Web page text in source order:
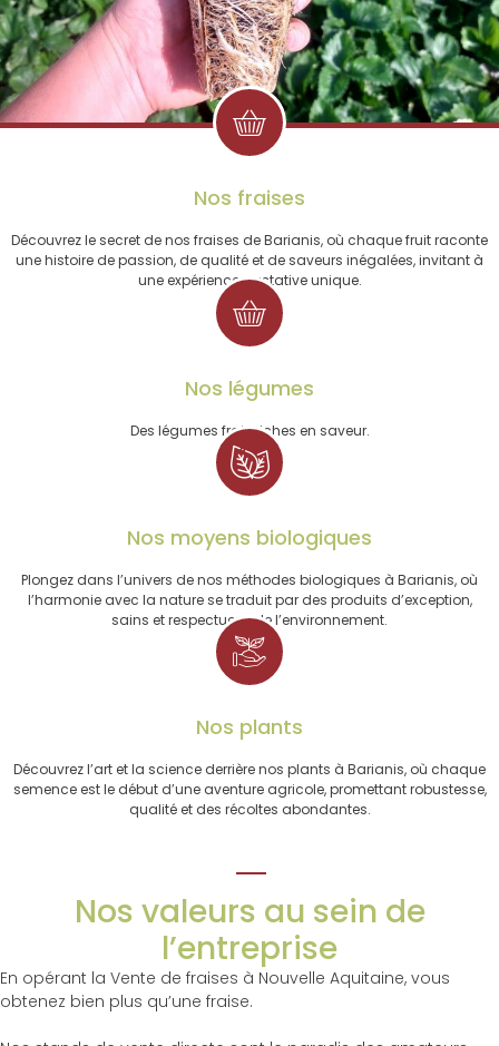
Nos fraises
Découvrez le secret de nos fraises de Barianis, où chaque fruit raconte
une histoire de passion, de qualité et de saveurs inégalées, invitant à
une expérience gustative unique.
Nos légumes
Des légumes frais riches en saveur.
Nos moyens biologiques
Plongez dans l’univers de nos méthodes biologiques à Barianis, où
l’harmonie avec la nature se traduit par des produits d’exception,
sains et respectueux de l’environnement.
Nos plants
Découvrez l’art et la science derrière nos plants à Barianis, où chaque
semence est le début d’une aventure agricole, promettant robustesse,
qualité et des récoltes abondantes.
Nos valeurs au sein de
l’entreprise
En opérant la Vente de fraises à Nouvelle Aquitaine, vous
obtenez bien plus qu’une fraise.